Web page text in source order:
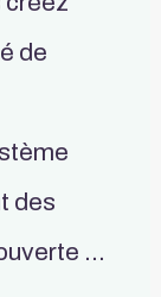
de
des
de